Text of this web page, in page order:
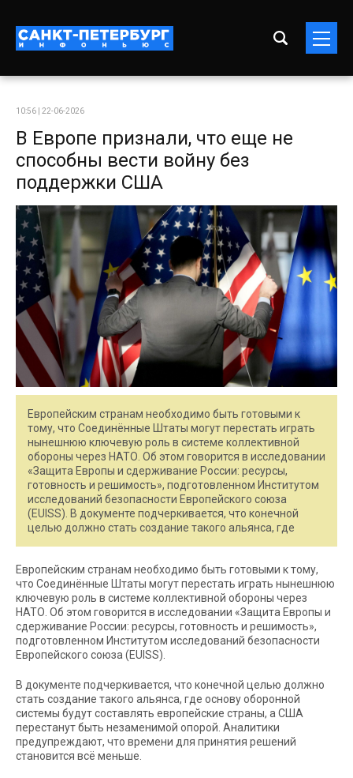
10:56 | 22-06-2026
В Европе признали, что еще не
способны вести войну без
поддержки США
Европейским странам необходимо быть готовыми к
тому, что Соединённые Штаты могут перестать играть
нынешнюю ключевую роль в системе коллективной
обороны через НАТО. Об этом говорится в исследовании
«Защита Европы и сдерживание России: ресурсы,
готовность и решимость», подготовленном Институтом
исследований безопасности Европейского союза
(EUISS). В документе подчеркивается, что конечной
целью должно стать создание такого альянса, где
Европейским странам необходимо быть готовыми к тому,
что Соединённые Штаты могут перестать играть нынешнюю
ключевую роль в системе коллективной обороны через
НАТО. Об этом говорится в исследовании «Защита Европы и
сдерживание России: ресурсы, готовность и решимость»,
подготовленном Институтом исследований безопасности
Европейского союза (EUISS).
В документе подчеркивается, что конечной целью должно
стать создание такого альянса, где основу оборонной
системы будут составлять европейские страны, а США
перестанут быть незаменимой опорой. Аналитики
предупреждают, что времени для принятия решений
становится всё меньше.